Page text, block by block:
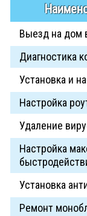
Выезд на дом
Диагностика
Установка и
Настройка
Удаление
Настройка
Установка
Ремонт